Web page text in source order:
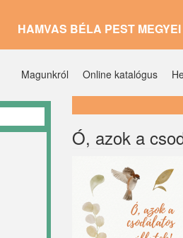
HAMVAS BÉLA PEST
Magunkról Online katalógus
Ó, azok a